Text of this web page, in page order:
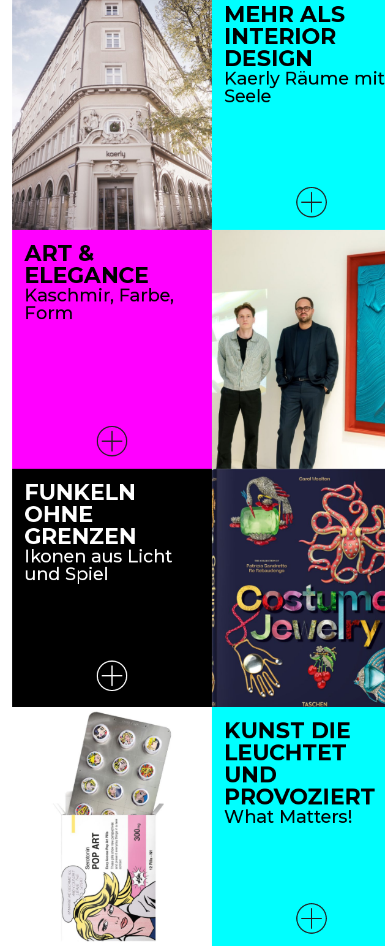
MEHR ALS
INTERIOR
DESIGN
Kaerly Räume mit
Seele
ART &
ELEGANCE
Kaschmir, Farbe,
Form
FUNKELN
OHNE
GRENZEN
Ikonen aus Licht
und Spiel
KUNST DIE
LEUCHTET
UND
PROVOZIERT
What Matters!